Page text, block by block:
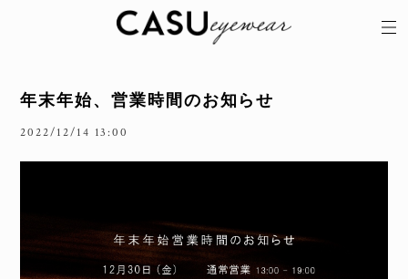
年末年始、営業時間のお知らせ
2022/12/14 13:00